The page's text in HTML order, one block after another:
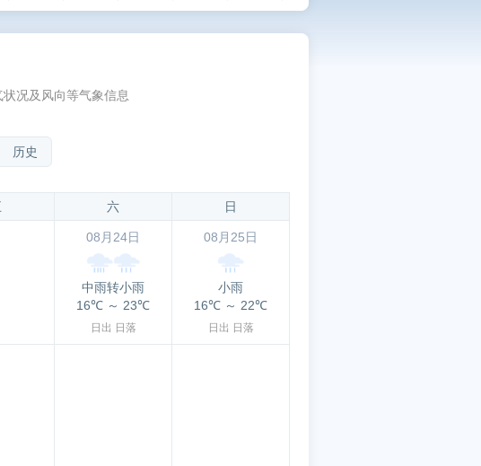
况及风向等气象信息
历史
六 日
08月24日
中雨转小雨
16℃ ～ 23℃
日出 日落
08月25日
小雨
16℃ ～ 22℃
日出 日落